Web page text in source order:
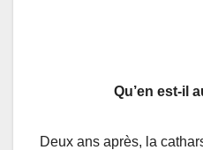
Qu’en est-il
Deux ans après, la